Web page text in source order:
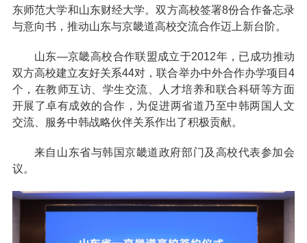
东师范大学和山东财经大学。双方高校签署8份合作备忘录
与意向书，推动山东与京畿道高校交流合作迈上新台阶。
山东—京畿高校合作联盟成立于2012年，已成功推动
双方高校建立友好关系44对，联合举办中外合作办学项目4
个，在教师互访、学生交流、人才培养和联合科研等方面
开展了卓有成效的合作，为促进两省道乃至中韩两国人文
交流、服务中韩战略伙伴关系作出了积极贡献。
来自山东省与韩国京畿道政府部门及高校代表参加会
议。